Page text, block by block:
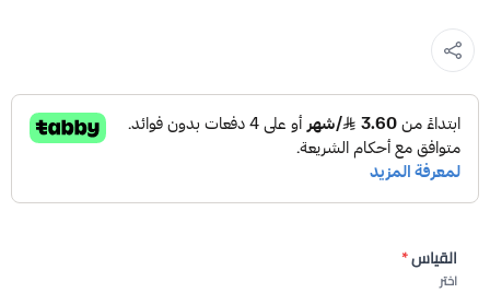
القياس*
اختر